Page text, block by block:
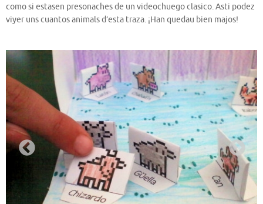
como si estasen presonaches de un videochuego clasico. Asti podez
viyer uns cuantos animals d’esta traza. ¡Han quedau bien majos!